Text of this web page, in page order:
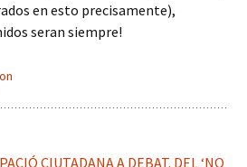
en esto precisamente),
seran siempre!
CIUTADANA A DEBAT. DEL ‘NO